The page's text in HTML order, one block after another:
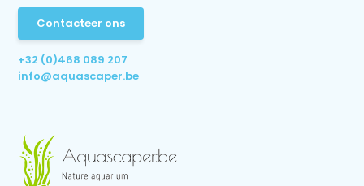
Contacteer ons
+32 (0)468 089 207
info@aquascaper.be